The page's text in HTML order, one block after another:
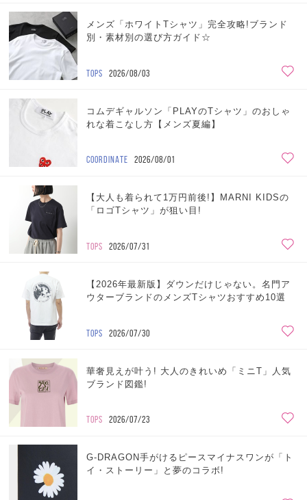
メンズ「ホワイトTシャツ」完全攻略!ブランド
別・素材別の選び方ガイド☆
TOPS 2026/08/03
コムデギャルソン「PLAYのTシャツ」のおしゃ
れな着こなし方【メンズ夏編】
COORDINATE 2026/08/01
【大人も着られて1万円前後!】MARNI KIDSの
「ロゴTシャツ」が狙い目!
TOPS 2026/07/31
【2026年最新版】ダウンだけじゃない。名門ア
ウターブランドのメンズTシャツおすすめ10選
TOPS 2026/07/30
華奢見えが叶う! 大人のきれいめ「ミニT」人気
ブランド図鑑!
TOPS 2026/07/23
G-DRAGON手がけるピースマイナスワンが「ト
イ・ストーリー」と夢のコラボ!